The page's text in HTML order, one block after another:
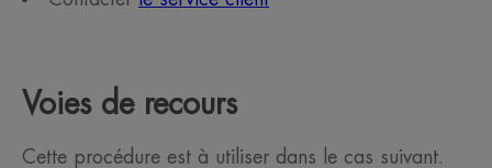
Voies de recours
Cette procédure est à utiliser dans le cas suivant.